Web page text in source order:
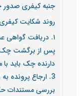
جنبه کیفری
روند شکایت
۱. دریافت گواهی
دارنده چک باید با
3. ارجاع پرونده